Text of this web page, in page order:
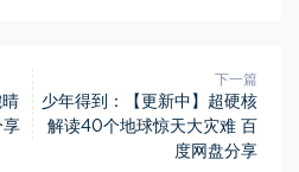
享
下一篇
少年得到：【更新中】超硬核
解读40个地球惊天大灾难 百
度网盘分享